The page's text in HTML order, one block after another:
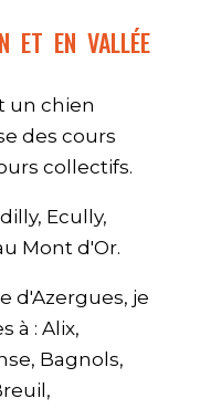
ET EN VALLÉE
un chien
des cours
collectifs.
Ecully,
Mont d'Or.
d'Azergues, je
à : Alix,
Bagnols,